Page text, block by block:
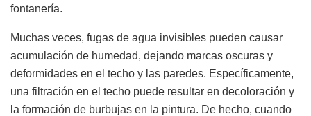
fontanería.
Muchas veces, fugas de agua invisibles pueden causar
acumulación de humedad, dejando marcas oscuras y
deformidades en el techo y las paredes. Específicamente,
una filtración en el techo puede resultar en decoloración y
la formación de burbujas en la pintura. De hecho, cuando